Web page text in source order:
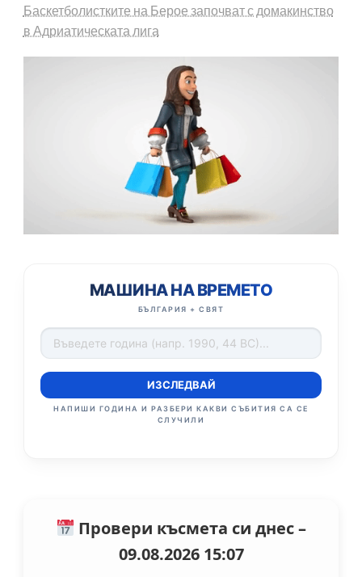
Баскетболистките на Берое започват с домакинство
в Адриатическата лига
МАШИНА НА ВРЕМЕТО
БЪЛГАРИЯ + СВЯТ
ИЗСЛЕДВАЙ
НАПИШИ ГОДИНА И РАЗБЕРИ КАКВИ СЪБИТИЯ СА СЕ
СЛУЧИЛИ
Провери късмета си днес –
09.08.2026 15:07